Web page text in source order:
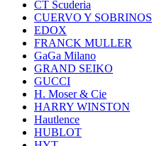
CT Scuderia
CUERVO Y SOBRINOS
EDOX
FRANCK MULLER
GaGa Milano
GRAND SEIKO
GUCCI
H. Moser & Cie
HARRY WINSTON
Hautlence
HUBLOT